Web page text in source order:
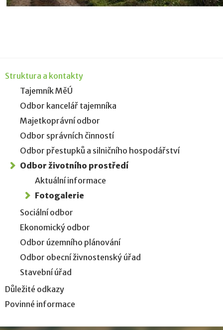
Struktura a kontakty
Tajemník MěÚ
Odbor kancelář tajemníka
Majetkoprávní odbor
Odbor správních činností
Odbor přestupků a silničního hospodářství
Odbor životního prostředí
Aktuální informace
Fotogalerie
Sociální odbor
Ekonomický odbor
Odbor územního plánování
Odbor obecní živnostenský úřad
Stavební úřad
Důležité odkazy
Povinné informace